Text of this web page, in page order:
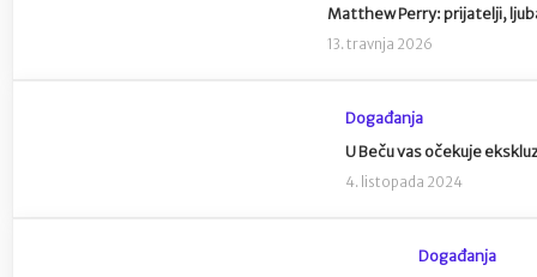
Matthew Perry: prijatelji,
13. travnja 2026
Događanja
U Beču vas očekuje
4. listopada 2024
Događanja